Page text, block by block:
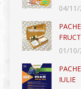
04/11/
01/10/
IULIE